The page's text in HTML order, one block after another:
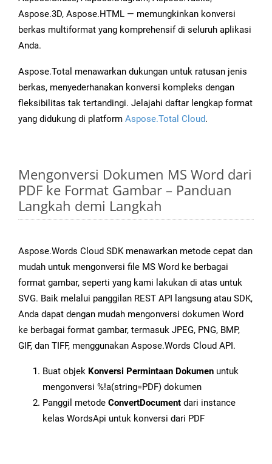
Aspose.3D, Aspose.HTML — memungkinkan konversi
berkas multiformat yang komprehensif di seluruh aplikasi
Anda.
Aspose.Total menawarkan dukungan untuk ratusan jenis
berkas, menyederhanakan konversi kompleks dengan
fleksibilitas tak tertandingi. Jelajahi daftar lengkap format
yang didukung di platform Aspose.Total Cloud.
Mengonversi Dokumen MS Word dari
PDF ke Format Gambar – Panduan
Langkah demi Langkah
Aspose.Words Cloud SDK menawarkan metode cepat dan
mudah untuk mengonversi file MS Word ke berbagai
format gambar, seperti yang kami lakukan di atas untuk
SVG. Baik melalui panggilan REST API langsung atau SDK,
Anda dapat dengan mudah mengonversi dokumen Word
ke berbagai format gambar, termasuk JPEG, PNG, BMP,
GIF, dan TIFF, menggunakan Aspose.Words Cloud API.
Buat objek Konversi Permintaan Dokumen untuk
mengonversi %!a(string=PDF) dokumen
Panggil metode ConvertDocument dari instance
kelas WordsApi untuk konversi dari PDF